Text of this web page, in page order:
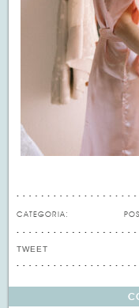
CATEGORIA:
TWEET